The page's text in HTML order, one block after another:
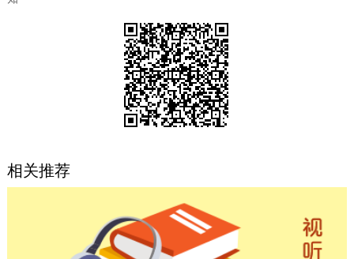
阳光政务
参与调查 在线访谈 图说互动
相关推荐